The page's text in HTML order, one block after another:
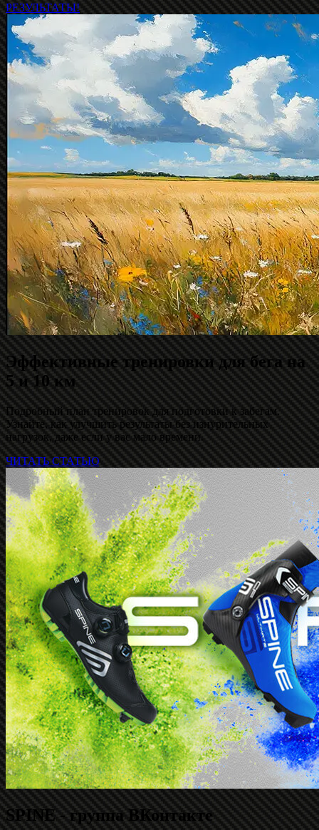
РЕЗУЛЬТАТЫ!
Эффективные тренировки для бега на
5 и 10 км
Подробный план тренировок для подготовки к забегам.
Узнайте, как улучшить результаты без изнурительных
нагрузок, даже если у вас мало времени.
ЧИТАТЬ СТАТЬЮ
SPINE - группа ВКонтакте